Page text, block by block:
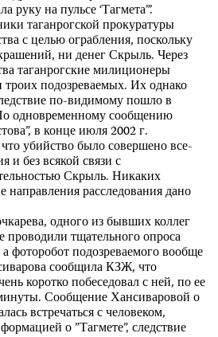
руку на пульсе ‘Тагмета”’.
таганрогской прокуратуры
с целью ограбления, поскольку
ни денег Скрыль. Через
таганрогские милиционеры
подозреваемых. Их однако
по-видимому пошло в
одновременному сообщению
в конце июля 2002 г.
убийство было совершено все-
и без всякой связи с
Скрыль. Никаких
направления расследования дано
одного из бывших коллег
проводили тщательного опроса
фоторобот подозреваемого вообще
сообщила КЗЖ, что
коротко побеседовал с ней, по ее
Сообщение Хансиваровой о
встречаться с человеком,
о ”Тагмете”, следствие